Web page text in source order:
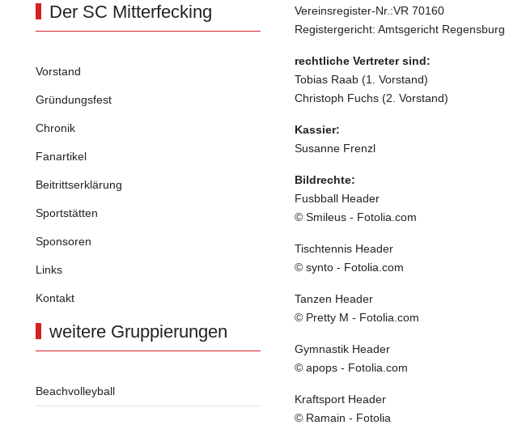
Der SC Mitterfecking
Vorstand
Gründungsfest
Chronik
Fanartikel
Beitrittserklärung
Sportstätten
Sponsoren
Links
Kontakt
weitere Gruppierungen
Beachvolleyball
Vereinsregister-Nr.:VR 70160
Registergericht: Amtsgericht Regensburg
rechtliche Vertreter sind:
Tobias Raab (1. Vorstand)
Christoph Fuchs (2. Vorstand)
Kassier:
Susanne Frenzl
Bildrechte:
Fusbball Header
© Smileus - Fotolia.com
Tischtennis Header
© synto - Fotolia.com
Tanzen Header
© Pretty M - Fotolia.com
Gymnastik Header
© apops - Fotolia.com
Kraftsport Header
© Ramain - Fotolia